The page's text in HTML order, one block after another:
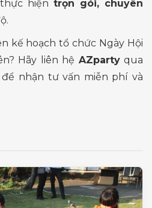
hiện trọn gói, chuyên
kế hoạch tổ chức Ngày Hội
Hãy liên hệ AZpartyqua
để nhận tư vấn miễn phí và